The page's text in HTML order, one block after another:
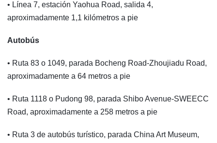
• Línea 7, estación Yaohua Road, salida 4,
aproximadamente 1,1 kilómetros a pie
Autobús
• Ruta 83 o 1049, parada Bocheng Road-Zhoujiadu Road,
aproximadamente a 64 metros a pie
• Ruta 1118 o Pudong 98, parada Shibo Avenue-SWEECC
Road, aproximadamente a 258 metros a pie
• Ruta 3 de autobús turístico, parada China Art Museum,